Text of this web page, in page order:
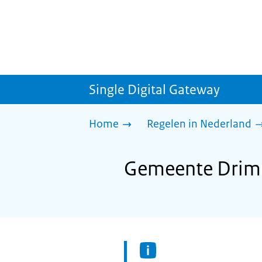
Single Digital Gateway
Home Regelen in Nederland
Gemeente